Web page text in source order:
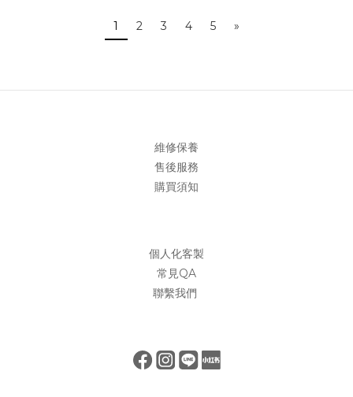
1 2 3 4 5 »
維修保養
售後服務
購買須知
個人化客製
常見QA
聯繫我們